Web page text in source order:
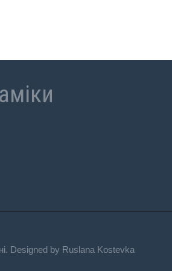
Designed by Ruslana Kostevka